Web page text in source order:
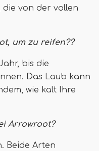
die von der vollen
um zu reifen??
bis die
Das Laub kann
wie kalt Ihre
Arrowroot?
Beide Arten